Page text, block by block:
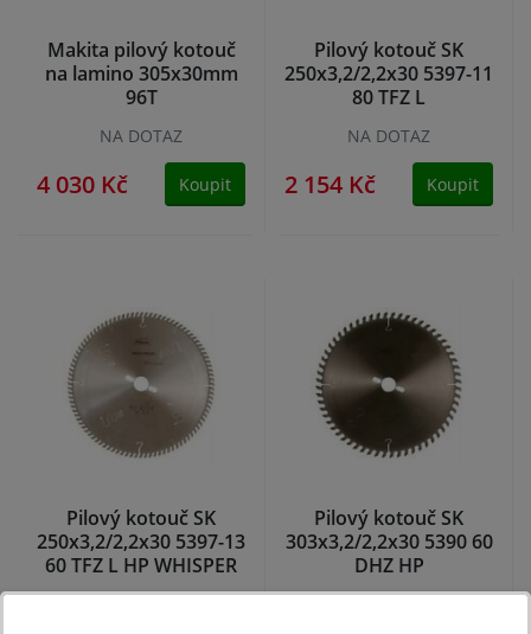
Makita pilový kotouč
na lamino 305x30mm
96T
NA DOTAZ
4 030 Kč Koupit
Pilový kotouč SK
250x3,2/2,2x30 5397-11
80 TFZ L
NA DOTAZ
2 154 Kč Koupit
Pilový kotouč SK
250x3,2/2,2x30 5397-13
60 TFZ L HP WHISPER
Pilový kotouč SK
303x3,2/2,2x30 5390 60
DHZ HP